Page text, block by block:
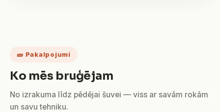
🧱 Pakalpojumi
Ko mēs bruģējam
No izrakuma līdz pēdējai šuvei — viss ar savām rokām
un savu tehniku.